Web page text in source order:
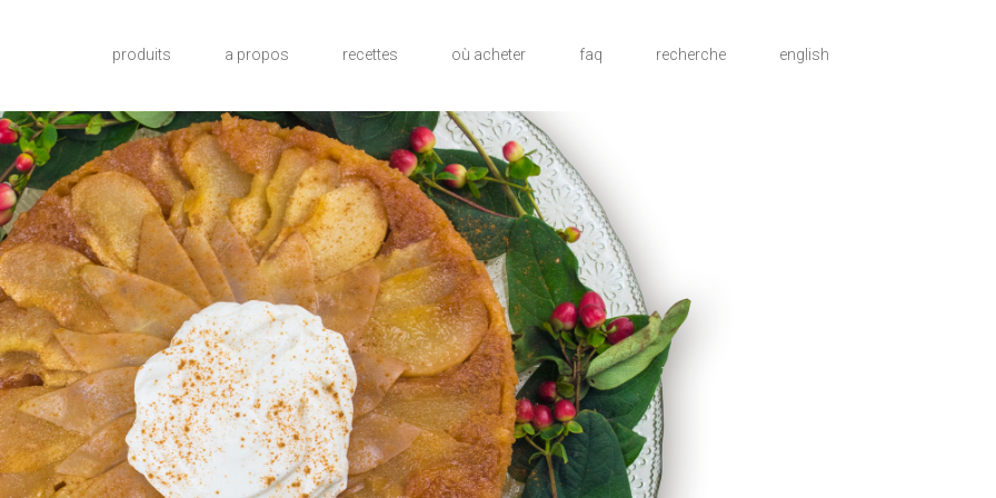
produits a propos recettes où acheter faq recherche english